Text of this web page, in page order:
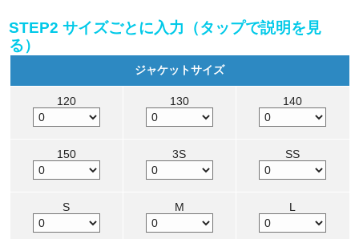
STEP2 サイズごとに入力（タップで説明を見
る）
ジャケットサイズ
120 130 140
150 3S SS
S M L